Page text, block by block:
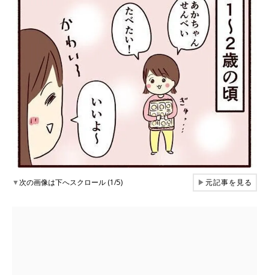
▼次の画像は下へスクロール (1/5) ▶元記事を見る